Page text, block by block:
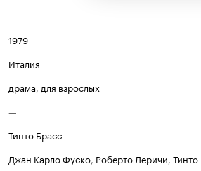
1979
Италия
драма, для взрослых
—
Тинто Брасс
Джан Карло Фуско, Роберто Леричи,